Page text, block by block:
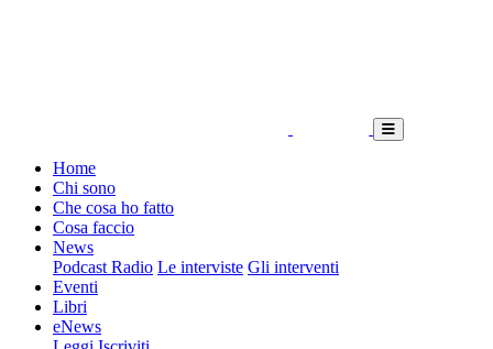
Home
Chi sono
Che cosa ho fatto
Cosa faccio
News
Podcast Radio Le interviste Gli interventi
Eventi
Libri
eNews